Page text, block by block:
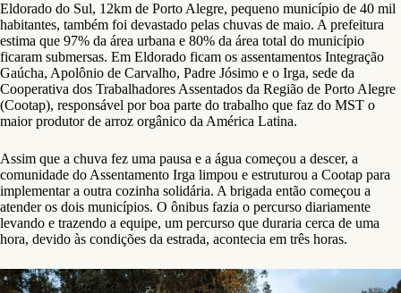
Eldorado do Sul, 12km de Porto Alegre, pequeno município de 40 mil
habitantes, também foi devastado pelas chuvas de maio. A prefeitura
estima que 97% da área urbana e 80% da área total do município
ficaram submersas. Em Eldorado ficam os assentamentos Integração
Gaúcha, Apolônio de Carvalho, Padre Jósimo e o Irga, sede da
Cooperativa dos Trabalhadores Assentados da Região de Porto Alegre
(Cootap), responsável por boa parte do trabalho que faz do MST o
maior produtor de arroz orgânico da América Latina.
Assim que a chuva fez uma pausa e a água começou a descer, a
comunidade do Assentamento Irga limpou e estruturou a Cootap para
implementar a outra cozinha solidária. A brigada então começou a
atender os dois municípios. O ônibus fazia o percurso diariamente
levando e trazendo a equipe, um percurso que duraria cerca de uma
hora, devido às condições da estrada, acontecia em três horas.